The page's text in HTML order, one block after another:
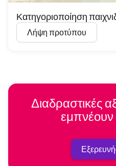
Κατηγοριοποίηση
Λήψη προτύπου
Διαδραστικές